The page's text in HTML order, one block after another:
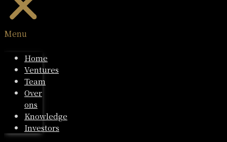
Menu
Home
Ventures
Team
Over
ons
Knowledge
Investors